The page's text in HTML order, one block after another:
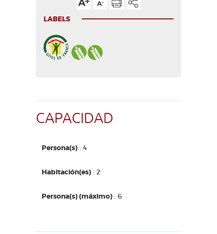
LABELS
CAPACIDAD
Persona(s) : 4
Habitación(es) : 2
Persona(s) (máximo) : 6